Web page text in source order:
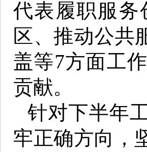
代表履职服务
区、推动公共
盖等7方面工
贡献。
针对下半年
牢正确方向，